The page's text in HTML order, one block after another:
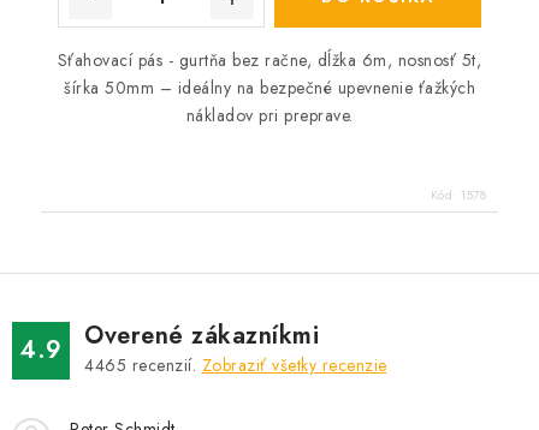
Sťahovací pás - gurtňa bez račne, dĺžka 6m, nosnosť 5t,
šírka 50mm – ideálny na bezpečné upevnenie ťažkých
nákladov pri preprave.
Kód: 1578
4.9 Overené zákazníkmi
4465 recenzií. Zobraziť všetky recenzie